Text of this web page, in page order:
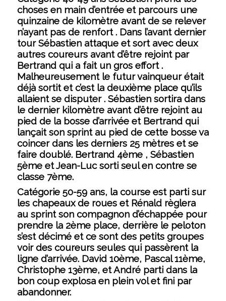
choses en main d’entrée et parcours une
quinzaine de kilomètre avant de se relever
n’ayant pas de renfort . Dans l’avant dernier
tour Sébastien attaque et sort avec deux
autres coureurs avant d’être rejoint par
Bertrand qui a fait un gros effort .
Malheureusement le futur vainqueur était
déjà sortit et c’est la deuxième place qu’ils
allaient se disputer . Sébastien sortira dans
le dernier kilomètre avant d’être rejoint au
pied de la bosse d’arrivée et Bertrand qui
lançait son sprint au pied de cette bosse va
coincer dans les derniers 25 mètres et se
faire doublé. Bertrand 4ème , Sébastien
5ème et Jean-Luc sorti seul en contre se
classe 7ème.
Catégorie 50-59 ans, la course est parti sur
les chapeaux de roues et Rénald règlera
au sprint son compagnon d’échappée pour
prendre la 2ème place, derrière le peloton
s’est décimé et ce sont des petits groupes
voir des coureurs seules qui passèrent la
ligne d’arrivée. David 10ème, Pascal 11ème,
Christophe 13ème, et André parti dans la
bon coup explosa en plein vol et fini par
abandonner.